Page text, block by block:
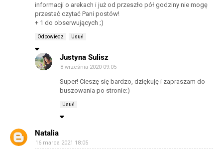
informacji o arekach i już od przeszło pół godziny nie mogę
przestać czytać Pani postów!
+ 1 do obserwujących ;)
Odpowiedz Usuń
Justyna Sulisz
8 września 2020 09:05
Super! Cieszę się bardzo, dziękuję i zapraszam do
buszowania po stronie:)
Usuń
Natalia
16 marca 2021 18:05